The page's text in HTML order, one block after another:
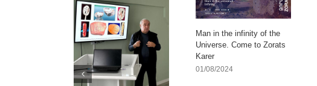
Man in the infinity of the
Universe. Come to Zorats
Karer
01/08/2024